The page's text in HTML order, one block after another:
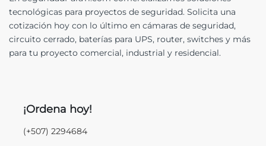
tecnológicas para proyectos de seguridad. Solicita una
cotización hoy con lo último en cámaras de seguridad,
circuito cerrado, baterías para UPS, router, switches y más
para tu proyecto comercial, industrial y residencial.
¡Ordena hoy!
(+507) 2294684